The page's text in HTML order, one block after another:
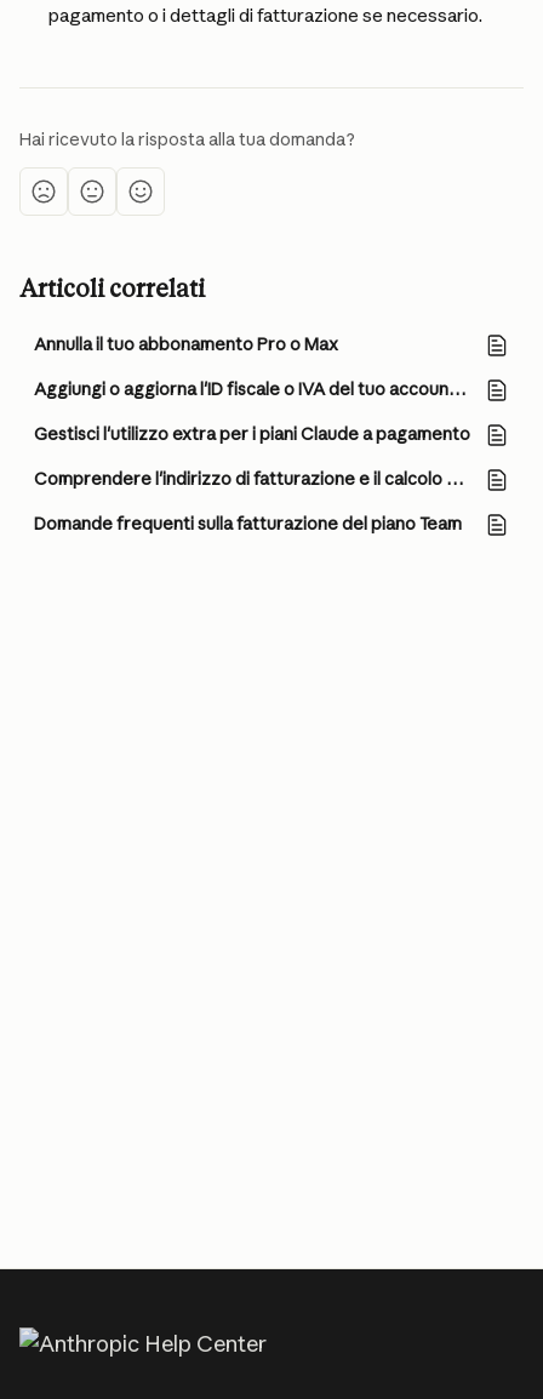
pagamento o i dettagli di fatturazione se necessario.
Hai ricevuto la risposta alla tua domanda?
Articoli correlati
Annulla il tuo abbonamento Pro o Max
Aggiungi o aggiorna l'ID fiscale o IVA del tuo account Claude a pagamento
Gestisci l'utilizzo extra per i piani Claude a pagamento
Comprendere l'indirizzo di fatturazione e il calcolo delle tasse
Domande frequenti sulla fatturazione del piano Team